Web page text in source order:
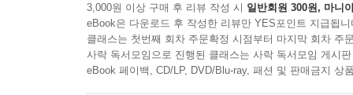
버핏, 피터 린치의 투자 원칙과 그들의 사고 체
키우는 방법에 대해 네 개의 장으로 나누어 다룬다.
‘9장 기초 체력 테스트’에서는 주식투자자 모두
분석하는 방법을 설명한다. 저자가 실제로 투자
3,000원 이상 구매 후 리뷰 작성 시 일반회원 300원, 마니
eBook은 다운로드 후 작성한 리뷰만 YES포인트 지급됩니
클래스는 첫번째 회차 주문확정 시점부터 마지막 회차 주
사락 독서모임으로 진행된 클래스는 사락 독서모임 게시
eBook 페이백, CD/LP, DVD/Blu-ray, 패션 및 판매금지 상